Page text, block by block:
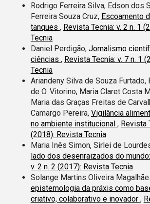
Rodrigo Ferreira Silva, Edson dos
Ferreira Souza Cruz, Escoamento
tanques , Revista Tecnia: v. 2 n. 1
Tecnia
Daniel Perdigão, Jornalismo
ciências , Revista Tecnia: v. 7 n. 1
Tecnia
Ariandeny Silva de Souza
de O. Vitorino, Maria Claret Costa
Maria das Graças Freitas de
Camargo Pereira, Vigilância
no ambiente institucional , Revista
(2018): Revista Tecnia
Maria Inês Simon, Sirlei de
lado dos desenraizados do mundo:
v. 2 n. 2 (2017): Revista Tecnia
Solange Martins Oliveira
epistemologia da práxis como
criativo, colaborativo e inovador ,